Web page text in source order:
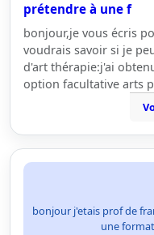
prétendre à une f
bonjour,je vous écris
voudrais savoir si je
d'art thérapie:j'ai
option facultative arts
bonjour j'etais prof de
une